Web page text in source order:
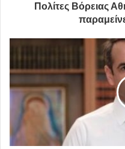
με καρότσια και όχι πια
στο αυτοκίνητο. Βάλαμε,
ΜΜΜ, μετά τα δίκυκλα
παρέμβαση που γίνεται
άρα, σαν αρχή είπαμε ότι
του πλαισίου μιας
μετρηθούν οι
αποτέλεσμά τους στην
από ένα 6μηνο ή 12μηνο
Πολίτες Βόρειας